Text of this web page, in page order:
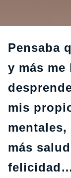
Pensaba
y más me
mis
más